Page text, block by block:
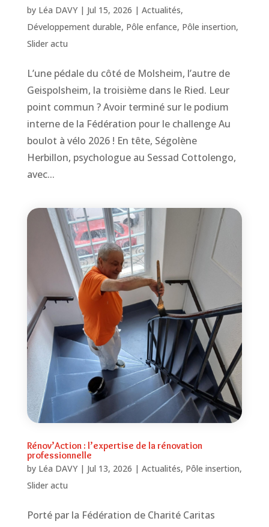
by Léa DAVY| Jul 15, 2026 | Actualités,
Développement durable, Pôle enfance, Pôle insertion,
Slider actu
L’une pédale du côté de Molsheim, l’autre de
Geispolsheim, la troisième dans le Ried. Leur
point commun ? Avoir terminé sur le podium
interne de la Fédération pour le challenge Au
boulot à vélo 2026 ! En tête, Ségolène
Herbillon, psychologue au Sessad Cottolengo,
avec...
Rénov’Action : l’expertise de la rénovation
professionnelle
by Léa DAVY| Jul 13, 2026 | Actualités, Pôle insertion,
Slider actu
Porté par la Fédération de Charité Caritas